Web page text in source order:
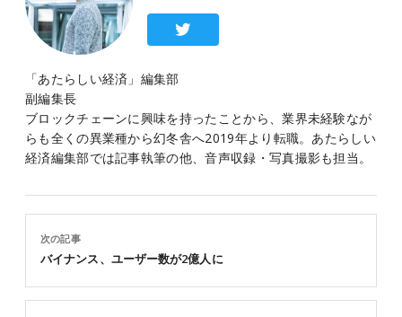
「あたらしい経済」編集部
副編集長
ブロックチェーンに興味を持ったことから、業界未経験なが
らも全くの異業種から幻冬舎へ2019年より転職。あたらしい
経済編集部では記事執筆の他、音声収録・写真撮影も担当。
次の記事
バイナンス、ユーザー数が2億人に